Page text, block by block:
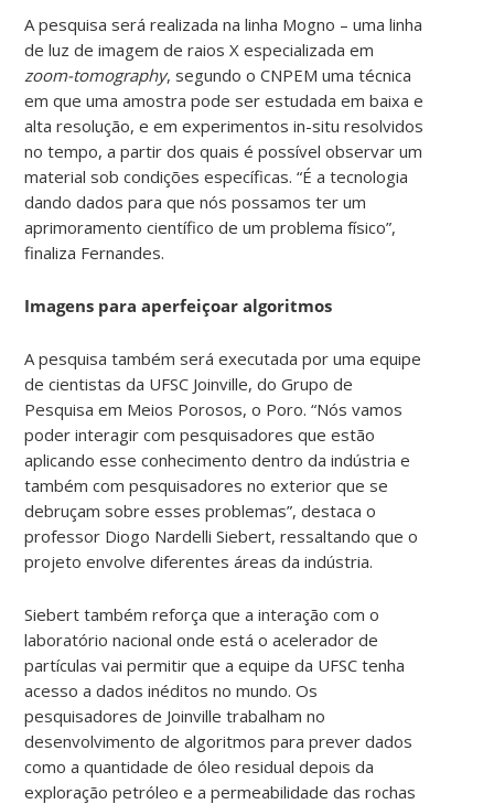
A pesquisa será realizada na linha Mogno – uma linha
de luz de imagem de raios X especializada em
zoom-tomography, segundo o CNPEM uma técnica
em que uma amostra pode ser estudada em baixa e
alta resolução, e em experimentos in-situ resolvidos
no tempo, a partir dos quais é possível observar um
material sob condições específicas. “É a tecnologia
dando dados para que nós possamos ter um
aprimoramento científico de um problema físico”,
finaliza Fernandes.
Imagens para aperfeiçoar algoritmos
A pesquisa também será executada por uma equipe
de cientistas da UFSC Joinville, do Grupo de
Pesquisa em Meios Porosos, o Poro. “Nós vamos
poder interagir com pesquisadores que estão
aplicando esse conhecimento dentro da indústria e
também com pesquisadores no exterior que se
debruçam sobre esses problemas”, destaca o
professor Diogo Nardelli Siebert, ressaltando que o
projeto envolve diferentes áreas da indústria.
Siebert também reforça que a interação com o
laboratório nacional onde está o acelerador de
partículas vai permitir que a equipe da UFSC tenha
acesso a dados inéditos no mundo. Os
pesquisadores de Joinville trabalham no
desenvolvimento de algoritmos para prever dados
como a quantidade de óleo residual depois da
exploração petróleo e a permeabilidade das rochas